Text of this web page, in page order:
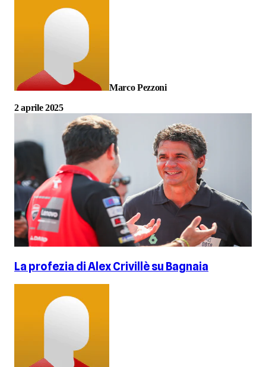
Marco Pezzoni
2 aprile 2025
La profezia di Alex Crivillè su Bagnaia